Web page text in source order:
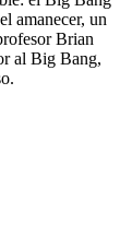
amanecer, un
Brian
al Big Bang,